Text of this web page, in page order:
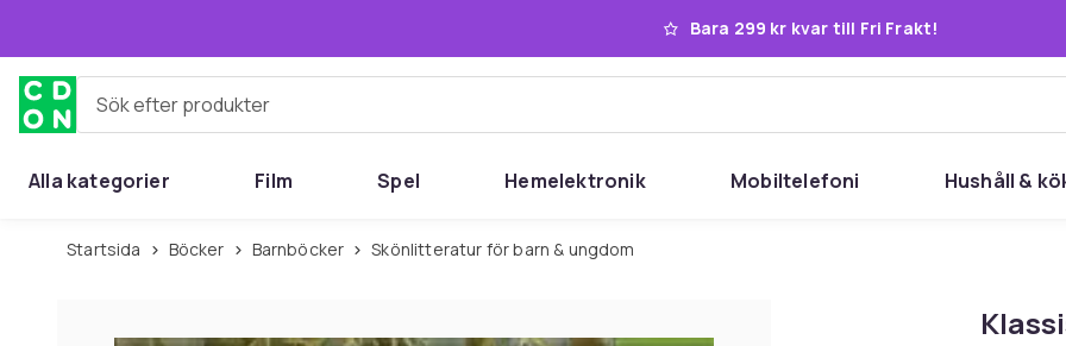
Bara 299 kr kvar till Fri Frakt!
Sök efter produkter
Alla kategorier Film Spel Hemelektronik Mobiltelefoni Hushåll &
Startsida Böcker Barnböcker Skönlitteratur för barn & ungdom